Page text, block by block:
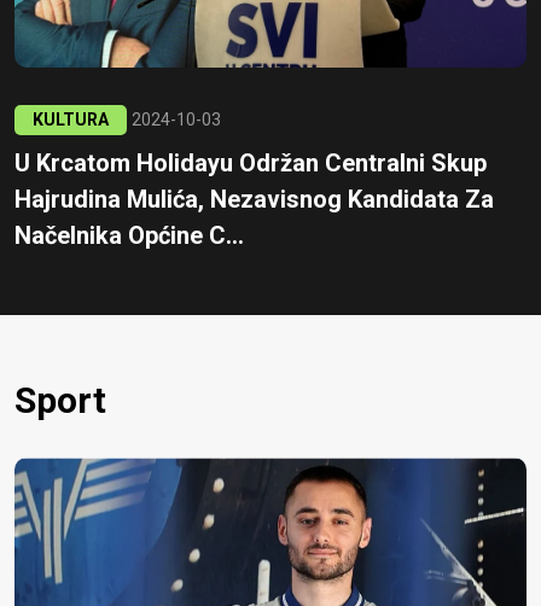
KULTURA 2024-10-03
U Krcatom Holidayu Održan Centralni Skup
Hajrudina Mulića, Nezavisnog Kandidata Za
Načelnika Općine C...
Sport